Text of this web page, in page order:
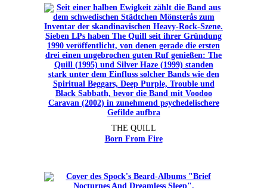
THE QUILL
Born From Fire